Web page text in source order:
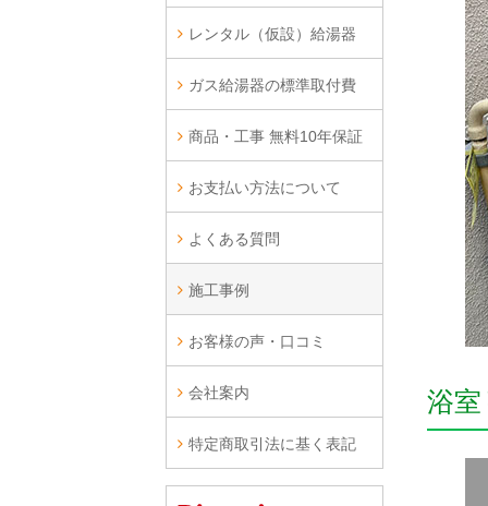
浴
レンタル（仮設）給湯器
ガス給湯器の標準取付費
商品・工事 無料10年保証
お支払い方法について
よくある質問
施工事例
お客様の声・口コミ
会社案内
特定商取引法に基く表記